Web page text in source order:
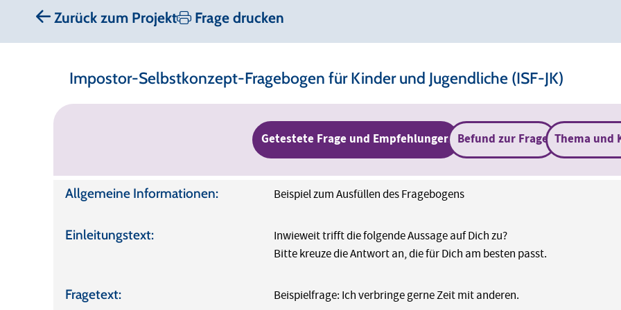
Zurück zum Projekt Frage drucken
Impostor-Selbstkonzept-Fragebogen für Kinder und Jugendliche (ISF-JK)
Getestete Frage und Empfehlungen Befund zur Frage Thema und
Allgemeine Informationen: Beispiel zum Ausfüllen des Fragebogens
Einleitungstext:
Inwieweit trifft die folgende Aussage auf Dich zu?
Bitte kreuze die Antwort an, die für Dich am besten passt.
Fragetext: Beispielfrage: Ich verbringe gerne Zeit mit anderen.